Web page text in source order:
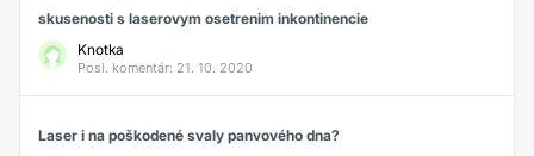
skusenosti s laserovym osetrenim inkontinencie
Knotka
Posl. komentár: 21. 10. 2020
Laser i na poškodené svaly panvového dna?